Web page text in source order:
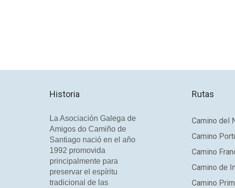
Historia
La Asociación Galega de
Amigos do Camiño de
Santiago nació en el año
1992 promovida
principalmente para
preservar el espíritu
tradicional de las
Rutas
Camino del
Camino
Camino
Camino de
Camino